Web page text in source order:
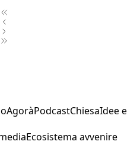
AgoràPodcastChiesaIdee e
Ecosistema avvenire